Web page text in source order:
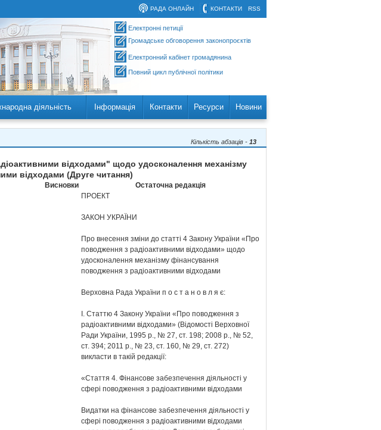
RSS
КОНТАКТИ
РАДА ОНЛАЙН
Електронні петиції
Громадське обговорення законопроєктів
Електронний кабінет громадянина
Повний цикл публічної політики
діяльність Інформація Контакти Ресурси Новини
Кількість абзаців - 13
відходами" щодо удосконалення механізму
відходами (Друге читання)
Висновки
Остаточна редакція
ПРОЕКТ
ЗАКОН УКРАЇНИ
Про внесення зміни до статті 4 Закону України «Про
поводження з радіоактивними відходами» щодо
удосконалення механізму фінансування
поводження з радіоактивними відходами
Верховна Рада України п о с т а н о в л я є:
І. Статтю 4 Закону України «Про поводження з
радіоактивними відходами» (Відомості Верховної
Ради України, 1995 р., № 27, ст. 198; 2008 р., № 52,
ст. 394; 2011 р., № 23, ст. 160, № 29, ст. 272)
викласти в такій редакції:
«Стаття 4. Фінансове забезпечення діяльності у
сфері поводження з радіоактивними відходами
Видатки на фінансове забезпечення діяльності у
сфері поводження з радіоактивними відходами